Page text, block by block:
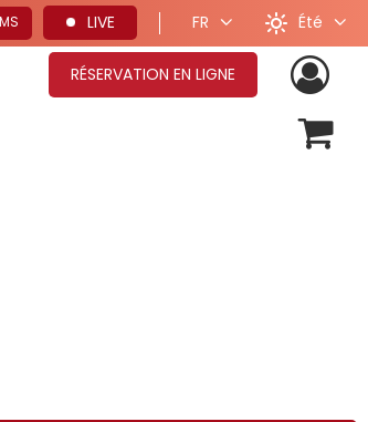
LIVE FR Été
RÉSERVATION EN LIGNE